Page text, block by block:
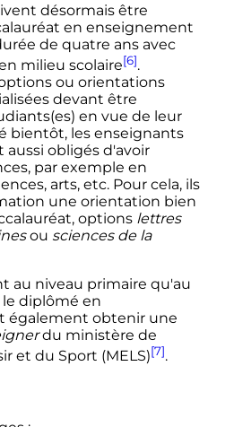
désormais être
en enseignement
de quatre ans avec
milieu scolaire[6].
ou orientations
devant être
en vue de leur
bientôt, les enseignants
obligés d'avoir
par exemple en
arts, etc. Pour cela, ils
une orientation bien
options lettres
ou sciences de la
au niveau primaire qu'au
le diplômé en
également obtenir une
du ministère de
et du Sport (MELS)[7].